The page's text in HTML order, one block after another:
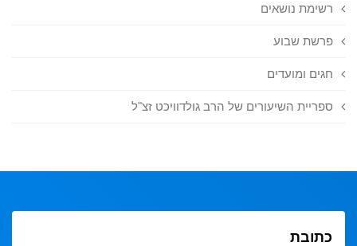
רשימת נושאים
פרשת שבוע
חגים ומועדים
ספריית השיעורים של הרב גולדוויכט זצ"ל
כתובת